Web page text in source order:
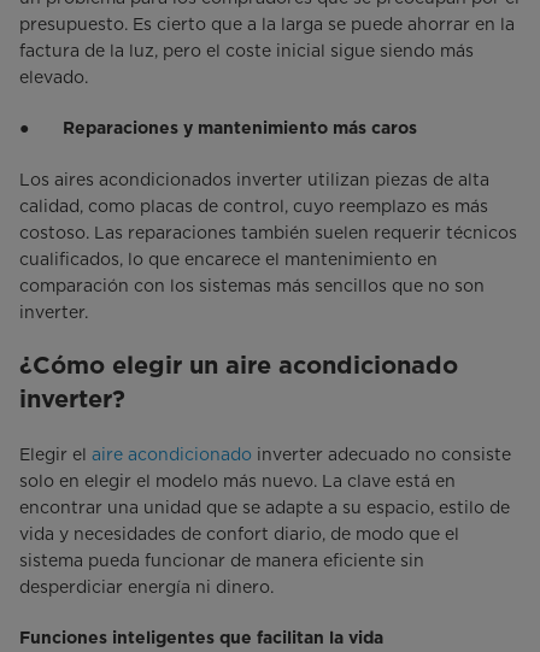
presupuesto. Es cierto que a la larga se puede ahorrar en la
factura de la luz, pero el coste inicial sigue siendo más
elevado.
● Reparaciones y mantenimiento más caros
Los aires acondicionados inverter utilizan piezas de alta
calidad, como placas de control, cuyo reemplazo es más
costoso. Las reparaciones también suelen requerir técnicos
cualificados, lo que encarece el mantenimiento en
comparación con los sistemas más sencillos que no son
inverter.
¿Cómo elegir un aire acondicionado
inverter?
Elegir el aire acondicionado inverter adecuado no consiste
solo en elegir el modelo más nuevo. La clave está en
encontrar una unidad que se adapte a su espacio, estilo de
vida y necesidades de confort diario, de modo que el
sistema pueda funcionar de manera eficiente sin
desperdiciar energía ni dinero.
Funciones inteligentes que facilitan la vida